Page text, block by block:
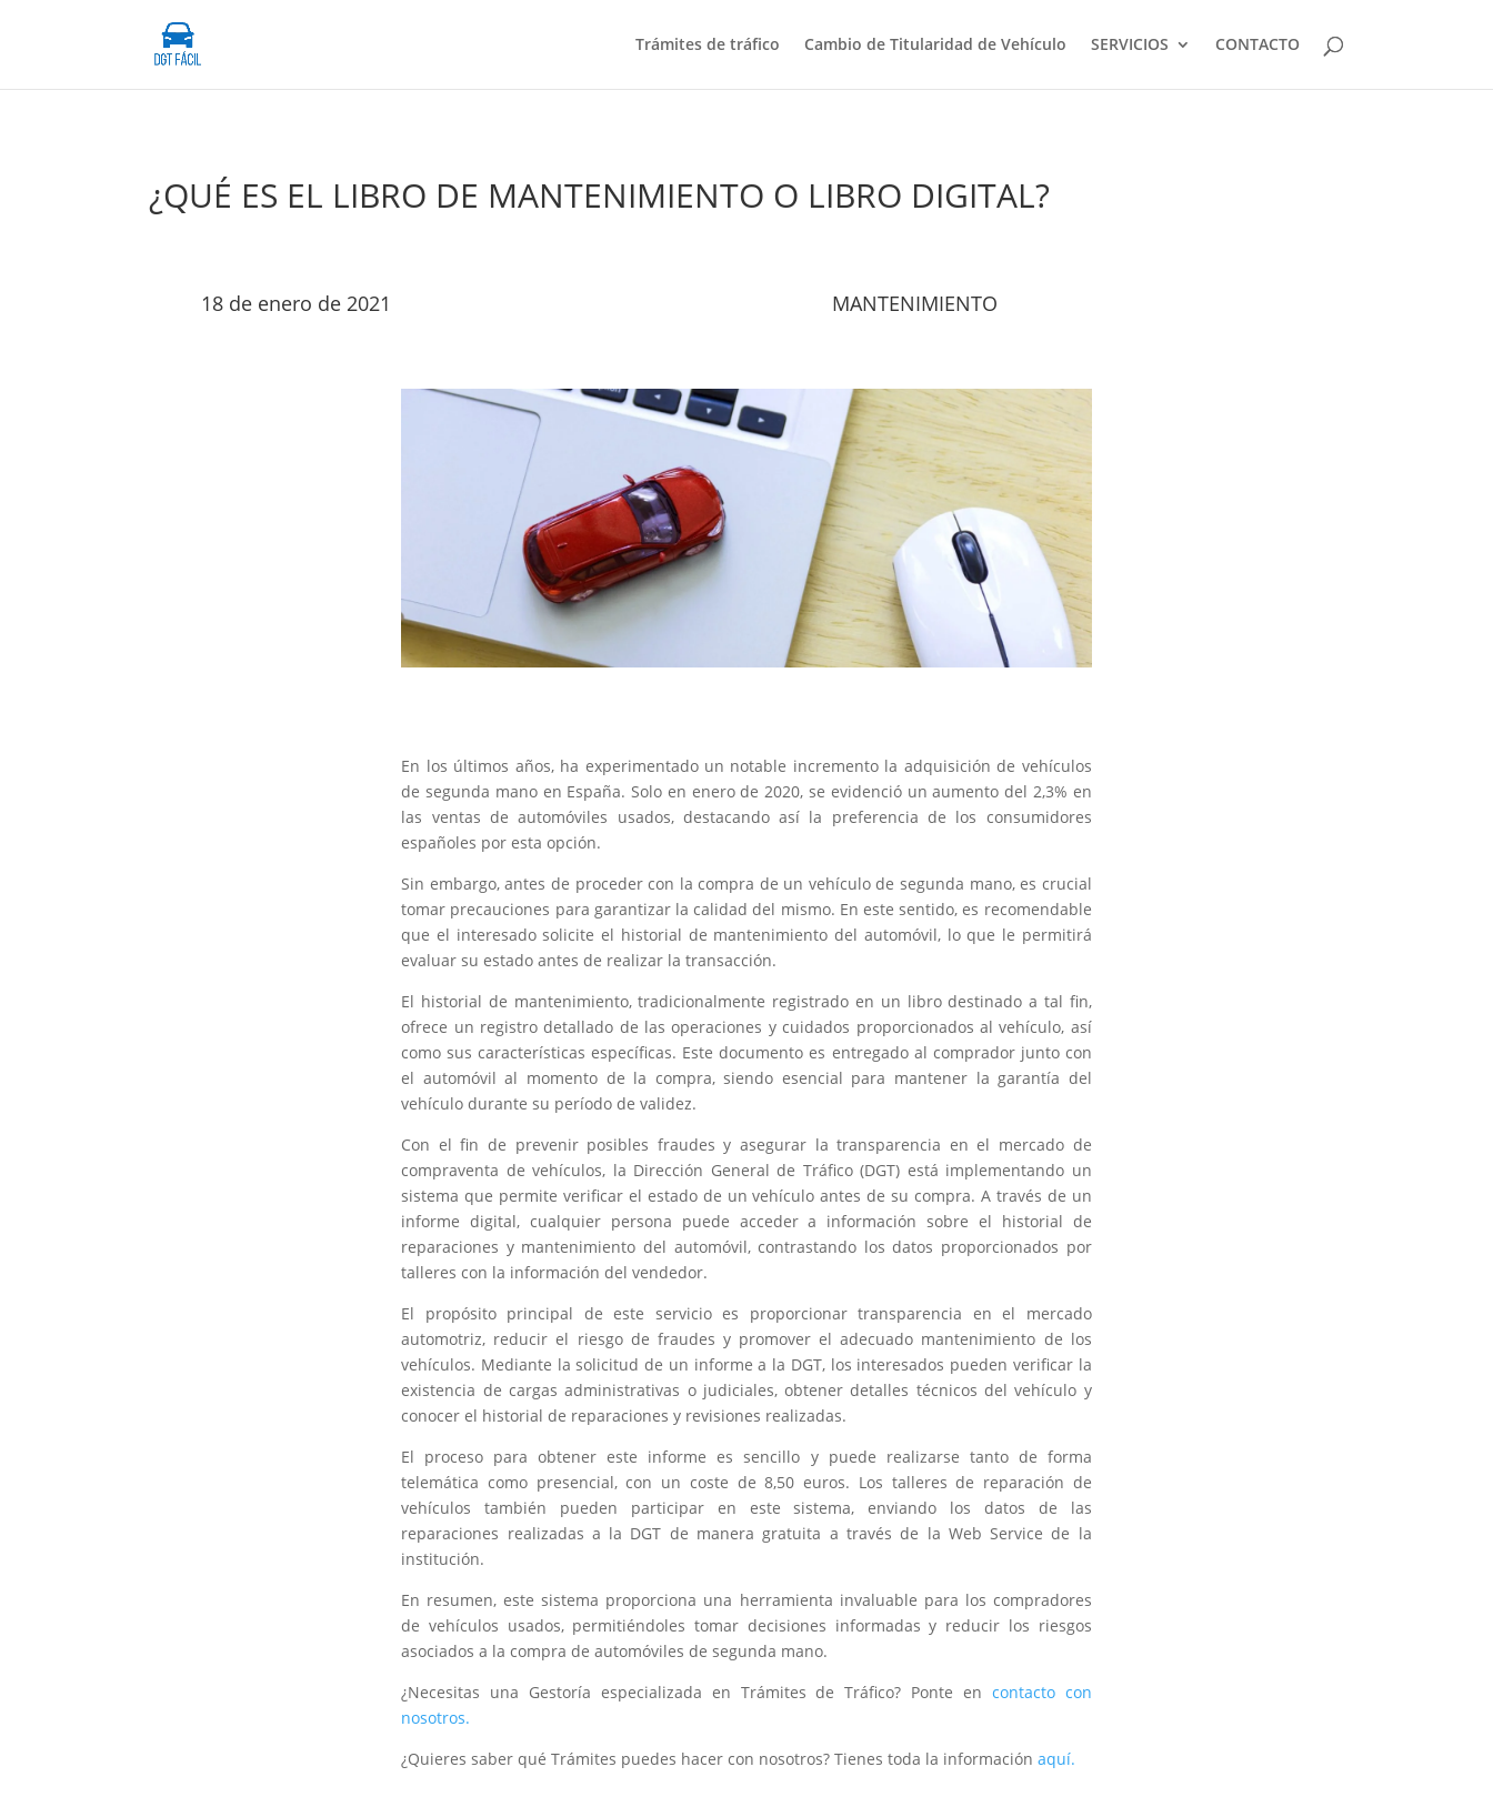
Trámites de tráfico Cambio de Titularidad de Vehículo SERVICIOS CONTACTO
¿QUÉ ES EL LIBRO DE MANTENIMIENTO O LIBRO DIGITAL?
18 de enero de 2021 MANTENIMIENTO
En los últimos años, ha experimentado un notable incremento la adquisición de vehículos
de segunda mano en España. Solo en enero de 2020, se evidenció un aumento del 2,3% en
las ventas de automóviles usados, destacando así la preferencia de los consumidores
españoles por esta opción.
Sin embargo, antes de proceder con la compra de un vehículo de segunda mano, es crucial
tomar precauciones para garantizar la calidad del mismo. En este sentido, es recomendable
que el interesado solicite el historial de mantenimiento del automóvil, lo que le permitirá
evaluar su estado antes de realizar la transacción.
El historial de mantenimiento, tradicionalmente registrado en un libro destinado a tal fin,
ofrece un registro detallado de las operaciones y cuidados proporcionados al vehículo, así
como sus características específicas. Este documento es entregado al comprador junto con
el automóvil al momento de la compra, siendo esencial para mantener la garantía del
vehículo durante su período de validez.
Con el fin de prevenir posibles fraudes y asegurar la transparencia en el mercado de
compraventa de vehículos, la Dirección General de Tráfico (DGT) está implementando un
sistema que permite verificar el estado de un vehículo antes de su compra. A través de un
informe digital, cualquier persona puede acceder a información sobre el historial de
reparaciones y mantenimiento del automóvil, contrastando los datos proporcionados por
talleres con la información del vendedor.
El propósito principal de este servicio es proporcionar transparencia en el mercado
automotriz, reducir el riesgo de fraudes y promover el adecuado mantenimiento de los
vehículos. Mediante la solicitud de un informe a la DGT, los interesados pueden verificar la
existencia de cargas administrativas o judiciales, obtener detalles técnicos del vehículo y
conocer el historial de reparaciones y revisiones realizadas.
El proceso para obtener este informe es sencillo y puede realizarse tanto de forma
telemática como presencial, con un coste de 8,50 euros. Los talleres de reparación de
vehículos también pueden participar en este sistema, enviando los datos de las
reparaciones realizadas a la DGT de manera gratuita a través de la Web Service de la
institución.
En resumen, este sistema proporciona una herramienta invaluable para los compradores
de vehículos usados, permitiéndoles tomar decisiones informadas y reducir los riesgos
asociados a la compra de automóviles de segunda mano.
¿Necesitas una Gestoría especializada en Trámites de Tráfico? Ponte en contacto con
nosotros.
¿Quieres saber qué Trámites puedes hacer con nosotros? Tienes toda la informaciónaquí.